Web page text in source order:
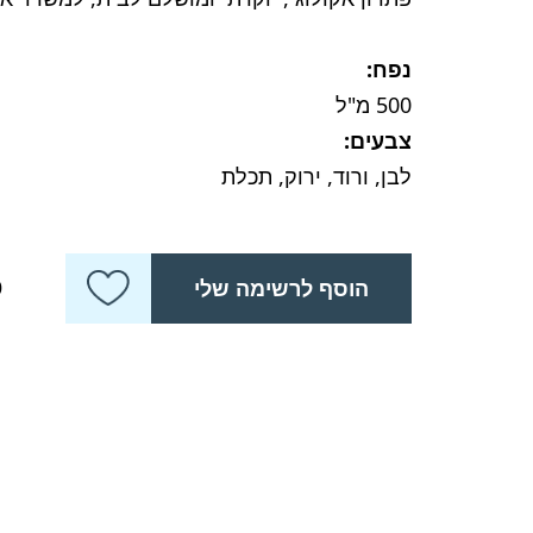
נפח:
500 מ"ל
צבעים:
לבן, ורוד, ירוק, תכלת
הוסף לרשימה שלי